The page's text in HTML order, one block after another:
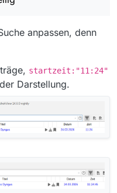
anpassen, denn
startzeit:"11:24"
Darstellung.